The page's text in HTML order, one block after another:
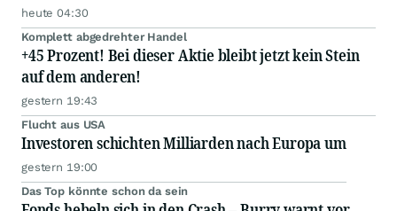
heute 04:30
Komplett abgedrehter Handel
+45 Prozent! Bei dieser Aktie bleibt jetzt kein Stein
auf dem anderen!
gestern 19:43
Flucht aus USA
Investoren schichten Milliarden nach Europa um
gestern 19:00
Das Top könnte schon da sein